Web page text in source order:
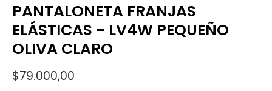
PANTALONETA FRANJAS
ELÁSTICAS - LV4W PEQUEÑO
OLIVA CLARO
$79.000,00